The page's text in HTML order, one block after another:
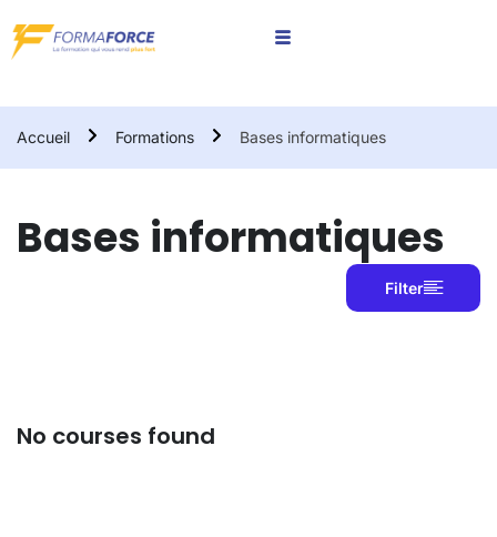
Accueil Formations Bases informatiques
Bases informatiques
Filter
No courses found